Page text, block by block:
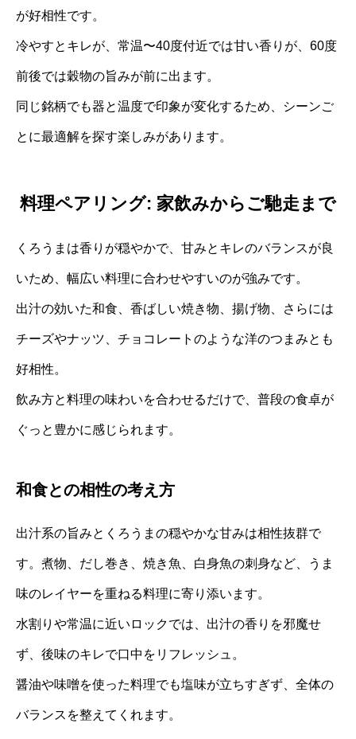
が好相性です。
冷やすとキレが、常温〜40度付近では甘い香りが、60度
前後では穀物の旨みが前に出ます。
同じ銘柄でも器と温度で印象が変化するため、シーンご
とに最適解を探す楽しみがあります。
料理ペアリング: 家飲みからご馳走まで
くろうまは香りが穏やかで、甘みとキレのバランスが良
いため、幅広い料理に合わせやすいのが強みです。
出汁の効いた和食、香ばしい焼き物、揚げ物、さらには
チーズやナッツ、チョコレートのような洋のつまみとも
好相性。
飲み方と料理の味わいを合わせるだけで、普段の食卓が
ぐっと豊かに感じられます。
和食との相性の考え方
出汁系の旨みとくろうまの穏やかな甘みは相性抜群で
す。煮物、だし巻き、焼き魚、白身魚の刺身など、うま
味のレイヤーを重ねる料理に寄り添います。
水割りや常温に近いロックでは、出汁の香りを邪魔せ
ず、後味のキレで口中をリフレッシュ。
醤油や味噌を使った料理でも塩味が立ちすぎず、全体の
バランスを整えてくれます。